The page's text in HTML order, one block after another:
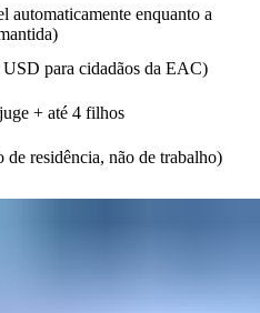
automaticamente enquanto a
para cidadãos da EAC)
+ até 4 filhos
de residência, não de trabalho)